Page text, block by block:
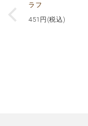
ラフ
451 円(税込)